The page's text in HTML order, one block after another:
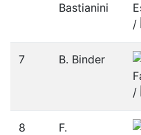
Bastianini
/­
7 B. Binder
/­
8
F.